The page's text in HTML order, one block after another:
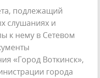
подлежащий
слушаниях и
к нему в Сетевом
«Город Воткинск»,
города